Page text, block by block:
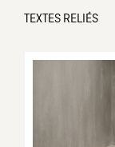
TEXTES RELIÉS